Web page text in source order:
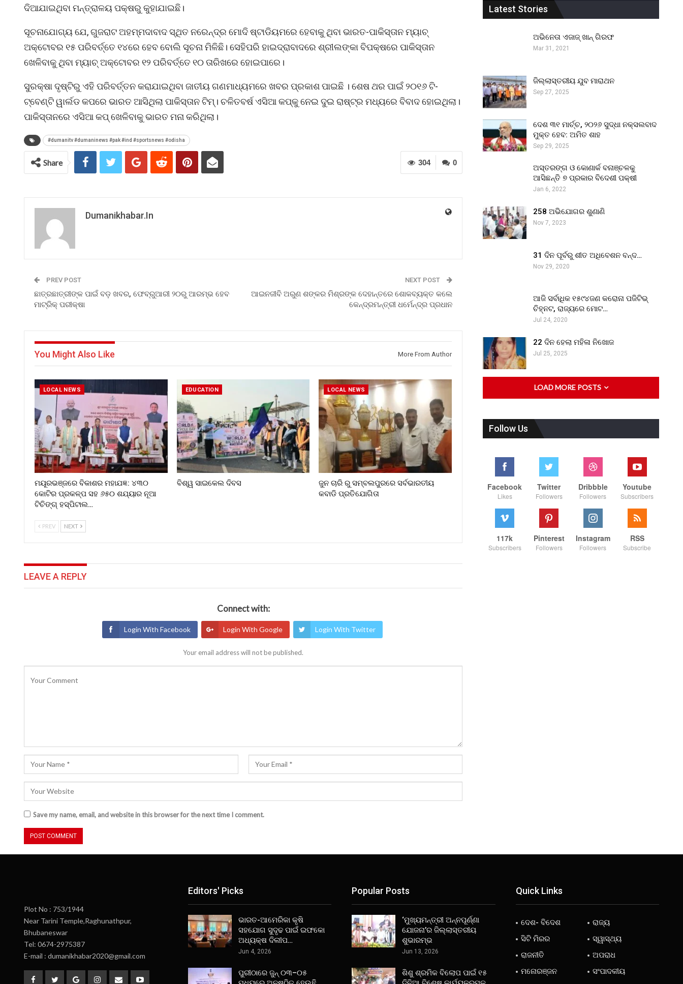
ଦିଆଯାଇଥିବା ମନ୍ତ୍ରାଳୟ ପକ୍ଷରୁ କୁହାଯାଇଛି।
ସୂଚନାଯୋଗ୍ୟ ଯେ, ଗୁଜରାଟ ଅହମ୍ମଦାବାଦ ସ୍ଥିତ ନରେନ୍ଦ୍ର ମୋଦି ଷ୍ଟାଡିୟମରେ ହେବାକୁ ଥିବା ଭାରତ-ପାକିସ୍ତାନ ମ୍ୟାଚ୍
ଅକ୍ଟୋବର ୧୫ ପରିବର୍ତ୍ତେ ୧୪ରେ ହେବ ବୋଲି ସୂଚନା ମିଳିଛି। ସେହିପରି ହାଇଦ୍ରାବାଦରେ ଶ୍ରୀଲଙ୍କା ବିପକ୍ଷରେ ପାକିସ୍ତାନ
ଖେଳିବାକୁ ଥିବା ମ୍ୟାଚ୍ ଅକ୍ଟୋବର ୧୨ ପରିବର୍ତ୍ତେ ୧୦ ତାରିଖରେ ହୋଇପାରେ।
ସୁରକ୍ଷା ଦୃଷ୍ଟିରୁ ଏହି ପରିବର୍ତ୍ତନ କରାଯାଇଥିବା ଜାତୀୟ ଗଣମାଧ୍ୟମରେ ଖବର ପ୍ରକାଶ ପାଇଛି । ଶେଷ ଥର ପାଇଁ ୨୦୧୬ ଟି-
ଟ୍ବେଣ୍ଟି ୱାର୍ଲଡ କପରେ ଭାରତ ଆସିଥିଲା ପାକିସ୍ତାନ ଟିମ୍। ଚଳିତବର୍ଷ ଏସିଆ କପ୍‌କୁ ନେଇ ଦୁଇ ରାଷ୍ଟ୍ର ମଧ୍ୟରେ ବିବାଦ ହୋଇଥିଲା।
ପାକିସ୍ତାନରେ ଏସିଆ କପ୍ ଖେଳିବାକୁ ଭାରତ ମନା କରିଥିଲା।
#dumanitv #dumaninews #pak #ind #sportsnews #odisha
0
304
Share
Dumanikhabar.in
PREV POST
ଛାତ୍ରଛାତ୍ରୀଙ୍କ ପାଇଁ ବଡ଼ ଖବର, ଫେବ୍ରୁଆରୀ ୨୦ରୁ ଆରମ୍ଭ ହେବ
ମାଟ୍ରିକ୍ ପରୀକ୍ଷା
NEXT POST
ଆଇନଜୀବି ଅରୁଣ ଶଙ୍କର ମିଶ୍ରଙ୍କ ଦେହାନ୍ତରେ ଶୋକବ୍ୟକ୍ତ କଲେ
କେନ୍ଦ୍ରମନ୍ତ୍ରୀ ଧର୍ମେନ୍ଦ୍ର ପ୍ରଧାନ
You Might Also Like More From Author
LOCAL NEWS
ମୟୂରଭଞ୍ଜରେ ବିକାଶର ମହାଯଜ୍ଞ: ୪୩୦
କୋଟିର ପ୍ରକଳ୍ପ ସହ ୬୫୦ ଶଯ୍ୟାର ନୂଆ
ଟିଚିଙ୍ଗ୍ ହସ୍ପିଟାଲ…
EDUCATION
ବିଶ୍ୱ ସାଇକେଲ ଦିବସ
LOCAL NEWS
ଜୁନ ଚାରି ରୁ ସମ୍ବଲପୁରରେ ସର୍ବଭାରତୀୟ
କବାଡି ପ୍ରତିଯୋଗିତା
PREV NEXT
LEAVE A REPLY
Connect with:
Login With Facebook Login With Google Login With Twitter
Your email address will not be published.
Save my name, email, and website in this browser for the next time I comment.
Latest Stories
ଅଭିନେତା ଏଜାଜ୍ ଖାନ୍ ଗିରଫ
Mar 31, 2021
ଜିଲ୍ଲାସ୍ତରୀୟ ଯୁବ ମାରାଥନ
Sep 27, 2025
ଦେଶ ୩୧ ମାର୍ଚ୍ଚ, ୨୦୨୬ ସୁଦ୍ଧା ନକ୍ସଲବାଦ
ମୁକ୍ତ ହେବ: ଅମିତ ଶାହ
Sep 29, 2025
ଅସ୍ତରଙ୍ଗ ଓ କୋଣାର୍କ ବନାଞ୍ଚଳକୁ
ଆସିଛନ୍ତି ୭ ପ୍ରକାର ବିଦେଶୀ ପକ୍ଷୀ
Jan 6, 2022
258 ଅଭିଯୋଗର ଶୁଣାଣି
Nov 7, 2023
31 ଦିନ ପୂର୍ବରୁ ଶୀତ ଅଧିବେଶନ ବନ୍ଦ…
Nov 29, 2020
ଆଜି ସର୍ବାଧିକ ୧୫୯୪ଜଣ କରୋନା ପଜିଟିଭ୍
ଚିହ୍ନଟ, ରାଜ୍ୟରେ ମୋଟ…
Jul 24, 2020
22 ଦିନ ହେଲା ମହିଳା ନିଖୋଜ
Jul 25, 2025
LOAD MORE POSTS
Follow Us
Facebook
Likes
Twitter
Followers
Dribbble
Followers
Youtube
Subscribers
117k
Subscribers
Pinterest
Followers
Instagram
Followers
RSS
Subscribe
Plot No : 753/1944
Near Tarini Temple,Raghunathpur,
Bhubaneswar
Tel: 0674-2975387
E-mail : dumanikhabar2020@gmail.com
Editors' Picks
ଭାରତ-ଆମେରିକା କୃଷି
ସହଯୋଗ ସୁଦୃଢ ପାଇଁ ଇଫକୋ
ଅଧ୍ୟକ୍ଷ ଦିଲୀପ…
Jun 4, 2026
ପୁରୀଠାରେ ଜୁନ୍ ୦୩–୦୫
Popular Posts
‘ମୁଖ୍ୟମନ୍ତ୍ରୀ ଅନ୍ନପୂର୍ଣ୍ଣା
ଯୋଜନା’ର ଜିଲ୍ଲାସ୍ତରୀୟ
ଶୁଭାରମ୍ଭ
Jun 13, 2026
ଶିଶୁ ଶ୍ରମିକ ବିଲୋପ ପାଇଁ ୧୫
Quick Links
ଦେଶ- ବିଦେଶ
ରାଜ୍ୟ
ସିଟି ମିରର
ସ୍ୱାସ୍ଥ୍ୟ
ରାଜନୀତି
ଅପରାଧ
ମନୋରଞ୍ଜନ
ସଂପାଦକୀୟ